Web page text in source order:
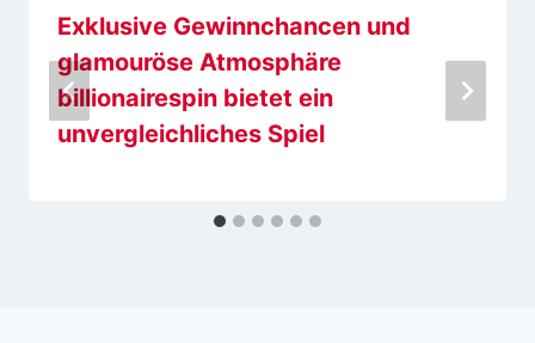
Exklusive Gewinnchancen und
glamouröse Atmosphäre
billionairespin bietet ein
unvergleichliches Spiel